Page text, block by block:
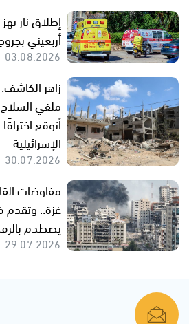
إطلاق نار
أربعيني
03.08.2026
زاهر
ملفي
أتوقع
الإسرائيلية
30.07.2026
مفاوضات
غزة.. وتقدم
يصطدم
29.07.2026